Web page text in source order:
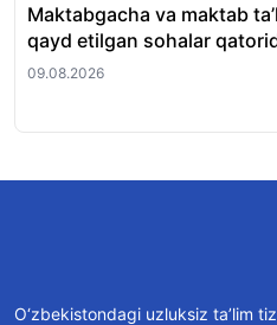
Maktabgacha va maktab
qayd etilgan sohalar
09.08.2026
O‘zbekistondagi uzluksiz ta’lim